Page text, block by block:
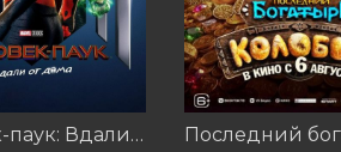
Человек-паук: Вдали от дома (2019)